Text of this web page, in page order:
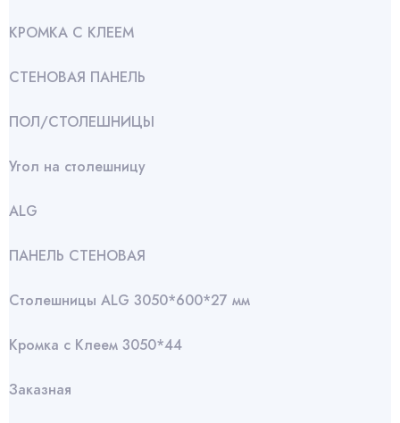
КРОМКА С КЛЕЕМ
СТЕНОВАЯ ПАНЕЛЬ
ПОЛ/СТОЛЕШНИЦЫ
Угол на столешницу
АLG
ПАНЕЛЬ СТЕНОВАЯ
Столешницы ALG 3050*600*27 мм
Кромка с Клеем 3050*44
Заказная